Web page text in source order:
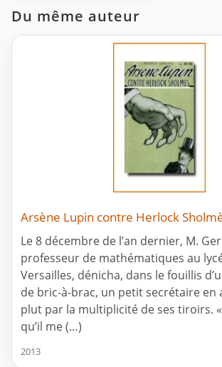
Du même auteur
Arsène Lupin contre Herlock
Le 8 décembre de l’an dernier, M.
professeur de mathématiques au
Versailles, dénicha, dans le fouillis
de bric-à-brac, un petit secrétaire en
plut par la multiplicité de ses tiroirs.
qu’il me (…)
2013